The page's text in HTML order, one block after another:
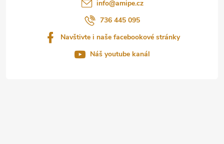
info@amipe.cz
736 445 095
Navštivte i naše facebookové stránky
Náš youtube kanál